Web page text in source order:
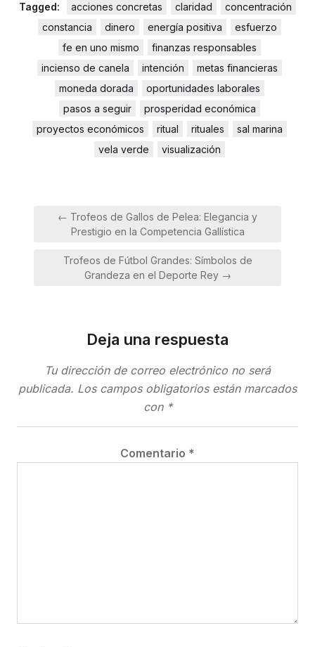
Tagged: acciones concretas claridad
concentración
constancia
dinero energía positiva
esfuerzo
fe en uno mismo
finanzas responsables
incienso de canela
intención
metas financieras
moneda dorada
oportunidades laborales
pasos a seguir
prosperidad económica
proyectos económicos
ritual rituales
sal marina
vela verde
visualización
Navegación
← Trofeos de Gallos de Pelea: Elegancia y
Prestigio en la Competencia Gallística
Trofeos de Fútbol Grandes: Símbolos de
Grandeza en el Deporte Rey →
Deja una respuesta
Tu dirección de correo electrónico no será
publicada. Los campos obligatorios están marcados
con *
Comentario *